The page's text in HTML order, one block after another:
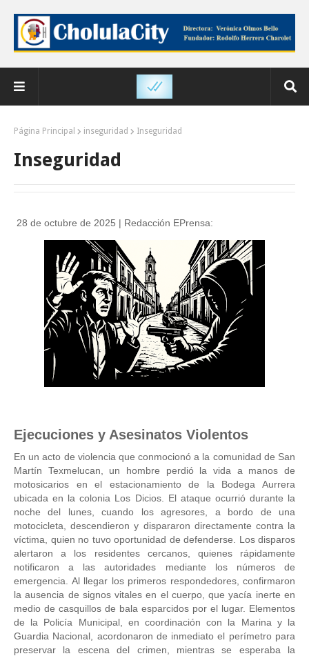
Página Principal inseguridad Inseguridad
Inseguridad
28 de octubre de 2025 | Redacción EPrensa:
Ejecuciones y Asesinatos Violentos
En un acto de violencia que conmocionó a la comunidad de San
Martín Texmelucan, un hombre perdió la vida a manos de
motosicarios en el estacionamiento de la Bodega Aurrera
ubicada en la colonia Los Dicios. El ataque ocurrió durante la
noche del lunes, cuando los agresores, a bordo de una
motocicleta, descendieron y dispararon directamente contra la
víctima, quien no tuvo oportunidad de defenderse. Los disparos
alertaron a los residentes cercanos, quienes rápidamente
notificaron a las autoridades mediante los números de
emergencia. Al llegar los primeros respondedores, confirmaron
la ausencia de signos vitales en el cuerpo, que yacía inerte en
medio de casquillos de bala esparcidos por el lugar. Elementos
de la Policía Municipal, en coordinación con la Marina y la
Guardia Nacional, acordonaron de inmediato el perímetro para
preservar la escena del crimen, mientras se esperaba la